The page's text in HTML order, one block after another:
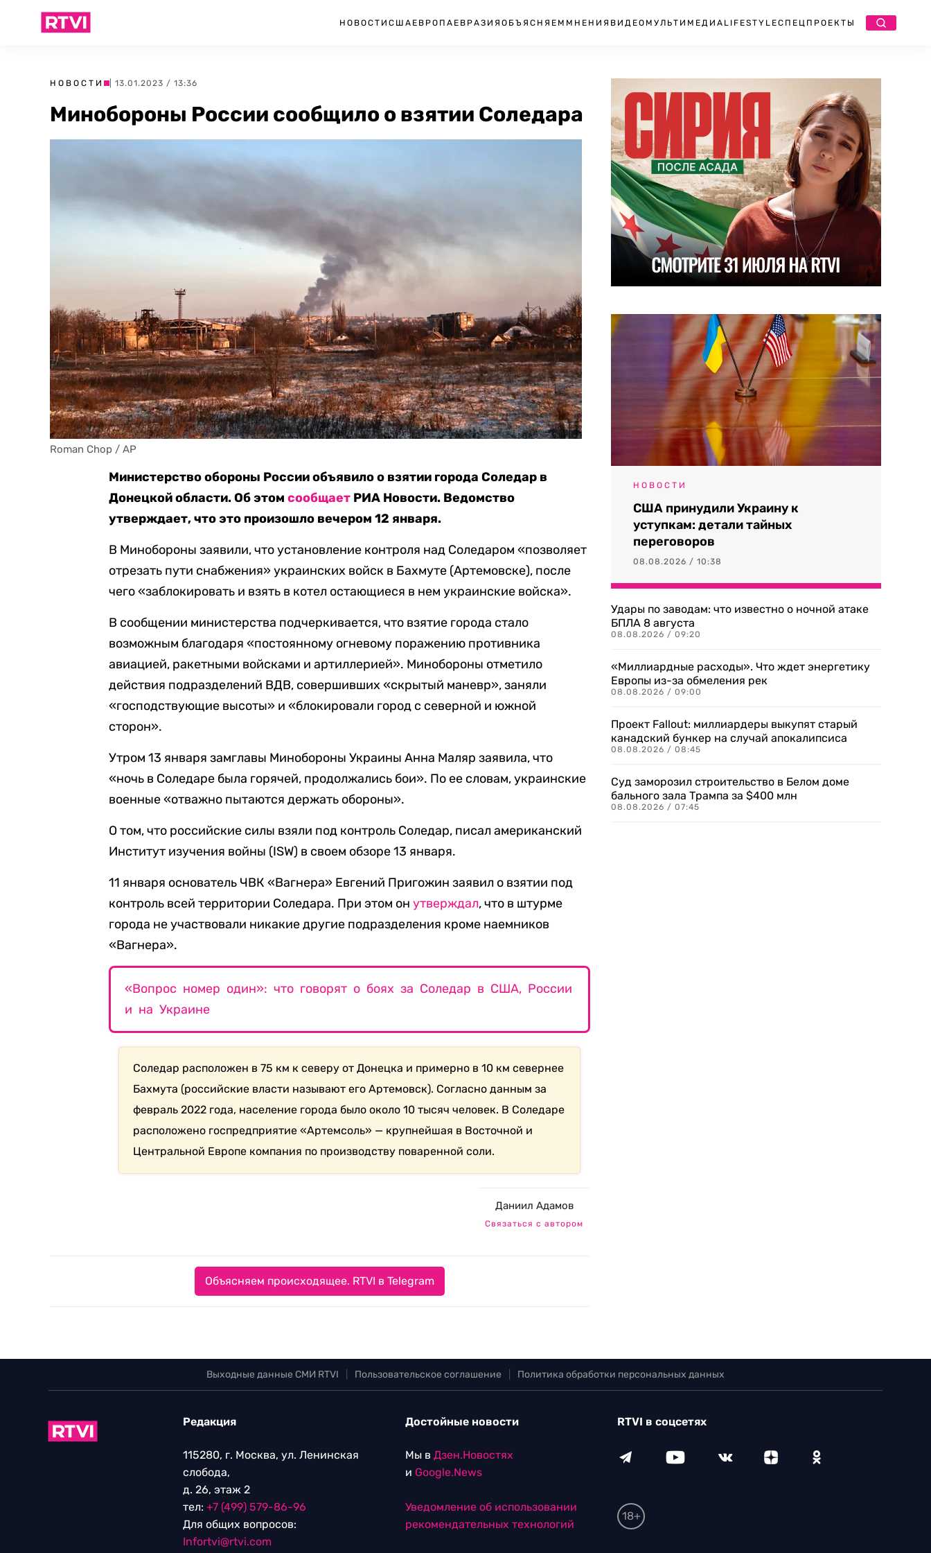
НОВОСТИ США ЕВРОПА ЕВРАЗИЯ ОБЪЯСНЯЕМ МНЕНИЯ ВИДЕО МУЛЬТИМЕДИА LIFESTYLEСПЕЦПРОЕКТЫ
НОВОСТИ | 13.01.2023 / 13:36
Минобороны России сообщило о взятии Соледара
Roman Chop / AP
Министерство обороны России объявило о взятии города Соледар в
Донецкой области. Об этомсообщает РИА Новости. Ведомство
утверждает, что это произошло вечером 12 января.
В Минобороны заявили, что установление контроля над Соледаром «позволяет
отрезать пути снабжения» украинских войск в Бахмуте (Артемовске), после
чего «заблокировать и взять в котел остающиеся в нем украинские войска».
В сообщении министерства подчеркивается, что взятие города стало
возможным благодаря «постоянному огневому поражению противника
авиацией, ракетными войсками и артиллерией». Минобороны отметило
действия подразделений ВДВ, совершивших «скрытый маневр», заняли
«господствующие высоты» и «блокировали город с северной и южной
сторон».
Утром 13 января замглавы Минобороны Украины Анна Маляр заявила, что
«ночь в Соледаре была горячей, продолжались бои». По ее словам, украинские
военные «отважно пытаются держать обороны».
О том, что российские силы взяли под контроль Соледар, писал американский
Институт изучения войны (ISW) в своем обзоре 13 января.
11 января основатель ЧВК «Вагнера» Евгений Пригожин заявил о взятии под
контроль всей территории Соледара. При этом онутверждал, что в штурме
города не участвовали никакие другие подразделения кроме наемников
«Вагнера».
«Вопрос номер один»: что говорят о боях за Соледар в США, России
и на Украине
Соледар расположен в 75 км к северу от Донецка и примерно в 10 км севернее
Бахмута (российские власти называют его Артемовск). Согласно данным за
февраль 2022 года, население города было около 10 тысяч человек. В Соледаре
расположено госпредприятие «Артемсоль» — крупнейшая в Восточной и
Центральной Европе компания по производству поваренной соли.
Даниил Адамов
Связаться с автором
Объясняем происходящее. RTVI в Telegram
НОВОСТИ
США принудили Украину к
уступкам: детали тайных
переговоров
08.08.2026 / 10:38
Удары по заводам: что известно о ночной атаке
БПЛА 8 августа
08.08.2026 / 09:20
«Миллиардные расходы». Что ждет энергетику
Европы из-за обмеления рек
08.08.2026 / 09:00
Проект Fallout: миллиардеры выкупят старый
канадский бункер на случай апокалипсиса
08.08.2026 / 08:45
Суд заморозил строительство в Белом доме
бального зала Трампа за $400 млн
08.08.2026 / 07:45
Выходные данные СМИ RTVI Пользовательское соглашение Политика обработки персональных данных
Редакция
115280, г. Москва, ул. Ленинская
слобода,
д. 26, этаж 2
тел: +7 (499) 579-86-96
Для общих вопросов:
Infortvi@rtvi.com
Достойные новости
Мы в Дзен.Новостях
и Google.News
Уведомление об использовании
рекомендательных технологий
RTVI в соцсетях
18+